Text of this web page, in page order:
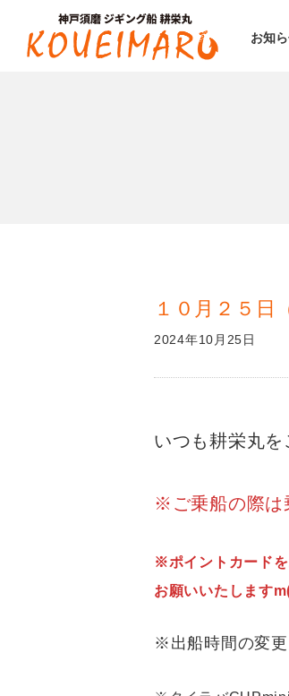
お知
１０月２５日
2024年10月25日
いつも耕栄丸
※ご乗船の際は
※ポイントカード
お願いいたします
※出船時間の変